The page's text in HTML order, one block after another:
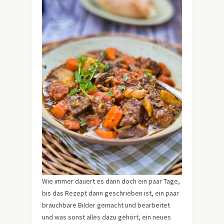
Wie immer dauert es dann doch ein paar Tage,
bis das Rezept dann geschrieben ist, ein paar
brauchbare Bilder gemacht und bearbeitet
und was sonst alles dazu gehört, ein neues